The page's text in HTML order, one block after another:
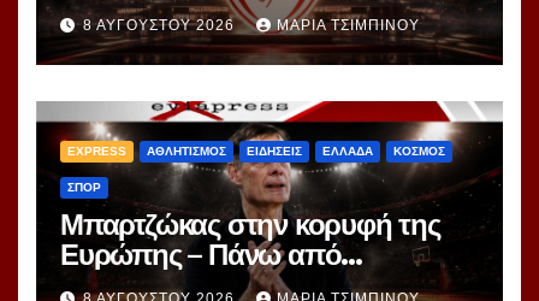
αποκαλύπτεται το μεγάλο
project 40ετίας
8 ΑΥΓΟΎΣΤΟΥ 2026 ΜΑΡΊΑ ΤΣΙΜΠΙΝΟΎ
EXPRESS ΑΘΛΗΤΙΣΜΟΣ ΕΙΔΗΣΕΙΣ ΕΛΛΑΔΑ ΚΟΣΜΟΣ
ΣΠΟΡ
Μπαρτζώκας στην κορυφή της
Ευρώπης – Πάνω από
Γιασικεβίτσιους και